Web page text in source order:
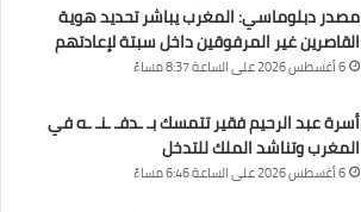
مصدر دبلوماسي: المغرب يباشر تحديد هوية
القاصرين غير المرفوقين داخل سبتة لإعادتهم
6 أغسطس 2026 على الساعة 8:37 مساءً
أسرة عبد الرحيم فقير تتمسك بـ ـدفـ ـنـ ـه في
المغرب وتناشد الملك للتدخل
6 أغسطس 2026 على الساعة 6:46 مساءً